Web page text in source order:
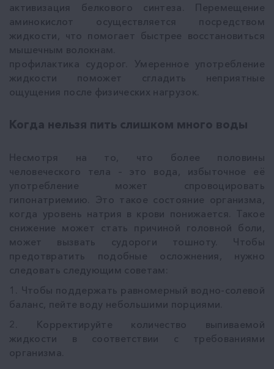
активизация белкового синтеза. Перемещение
аминокислот осуществляется посредством
жидкости, что помогает быстрее восстановиться
мышечным волокнам.
профилактика судорог. Умеренное употребление
жидкости поможет сгладить неприятные
ощущения после физических нагрузок.
Когда нельзя пить слишком много воды
Несмотря на то, что более половины
человеческого тела – это вода, избыточное её
употребление может спровоцировать
гипонатриемию. Это такое состояние организма,
когда уровень натрия в крови понижается. Такое
снижение может стать причиной головной боли,
может вызвать судороги тошноту. Чтобы
предотвратить подобные осложнения, нужно
следовать следующим советам:
1. Чтобы поддержать равномерный водно-солевой
баланс, пейте воду небольшими порциями.
2. Корректируйте количество выпиваемой
жидкости в соответствии с требованиями
организма.